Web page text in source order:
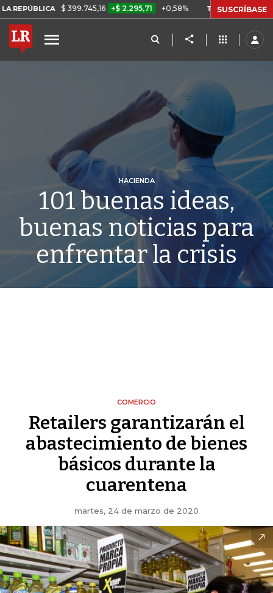
$ 399.745,16 +$ 2.295,71 +0,58% TASA DE USURA CRÉDITO
SUSCRÍBASE
HACIENDA
101 buenas ideas,
buenas noticias para
enfrentar la crisis
COMERCIO
Retailers garantizarán el
abastecimiento de bienes
básicos durante la
cuarentena
martes, 24 de marzo de 2020